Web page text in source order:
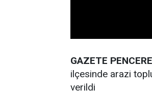
GAZETE
ilçesinde arazi
verildi